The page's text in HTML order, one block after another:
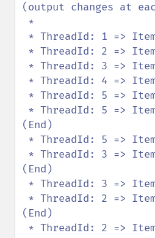
(output changes at
(End)
(End)
(End)